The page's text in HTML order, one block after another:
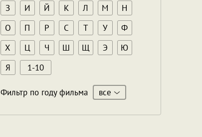
З
И Й К Л М
Н
О
П Р С Т У
Ф
Х
Ц Ч Ш Щ Э
Ю
Я
1-10
Фильтр по году фильма все